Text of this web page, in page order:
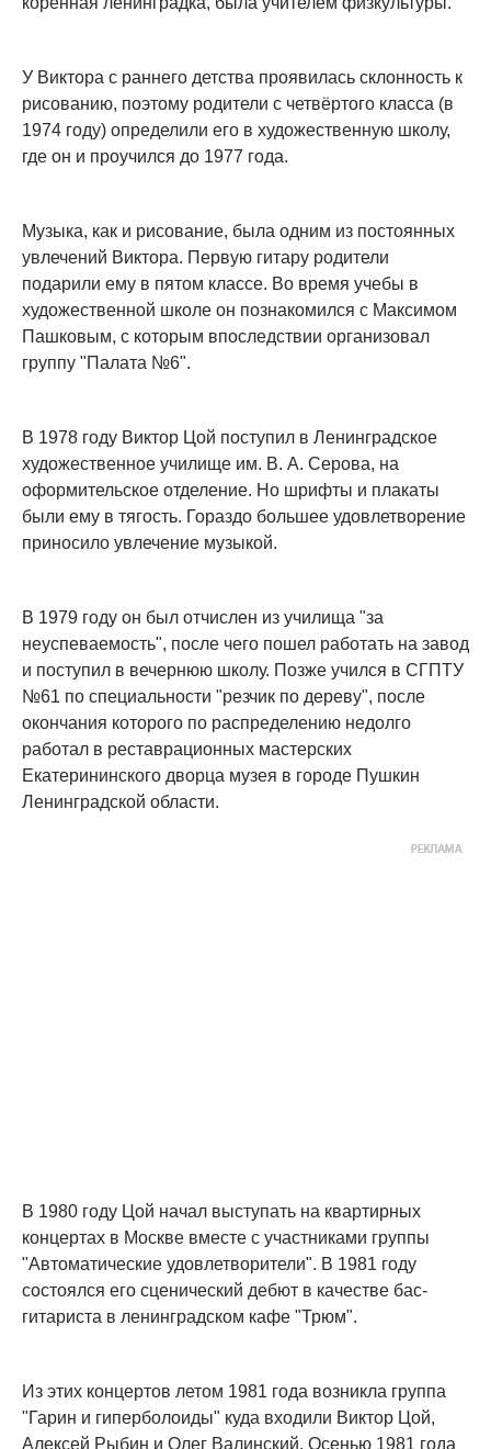
У Виктора с раннего детства проявилась склонность к
рисованию, поэтому родители с четвёртого класса (в
1974 году) определили его в художественную школу,
где он и проучился до 1977 года.
Музыка, как и рисование, была одним из постоянных
увлечений Виктора. Первую гитару родители
подарили ему в пятом классе. Во время учебы в
художественной школе он познакомился с Максимом
Пашковым, с которым впоследствии организовал
группу "Палата №6".
В 1978 году Виктор Цой поступил в Ленинградское
художественное училище им. В. А. Серова, на
оформительское отделение. Но шрифты и плакаты
были ему в тягость. Гораздо большее удовлетворение
приносило увлечение музыкой.
В 1979 году он был отчислен из училища "за
неуспеваемость", после чего пошел работать на завод
и поступил в вечернюю школу. Позже учился в СГПТУ
№61 по специальности "резчик по дереву", после
окончания которого по распределению недолго
работал в реставрационных мастерских
Екатерининского дворца музея в городе Пушкин
Ленинградской области.
В 1980 году Цой начал выступать на квартирных
концертах в Москве вместе с участниками группы
"Автоматические удовлетворители". В 1981 году
состоялся его сценический дебют в качестве бас-
гитариста в ленинградском кафе "Трюм".
Из этих концертов летом 1981 года возникла группа
"Гарин и гиперболоиды" куда входили Виктор Цой,
Алексей Рыбин и Олег Валинский. Осенью 1981 года